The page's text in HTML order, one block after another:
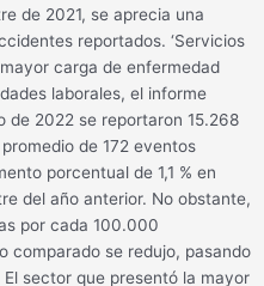
de 2021, se aprecia una
reportados. ‘Servicios
carga de enfermedad
laborales, el informe
de 2022 se reportaron 15.268
de 172 eventos
porcentual de 1,1 % en
del año anterior. No obstante,
por cada 100.000
comparado se redujo, pasando
sector que presentó la mayor